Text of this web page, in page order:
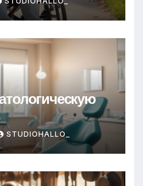
STUDIOHALLO_